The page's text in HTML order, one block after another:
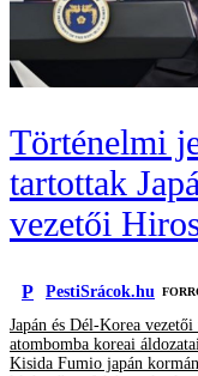
Történelmi
tartottak
vezetői
P PestiSrácok.hu
Japán és Dél-Korea
atombomba koreai
Kisida Fumio japán